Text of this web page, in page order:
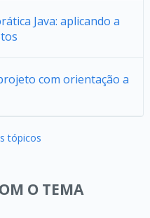
Java: aplicando a
com orientação a
tópicos
O TEMA